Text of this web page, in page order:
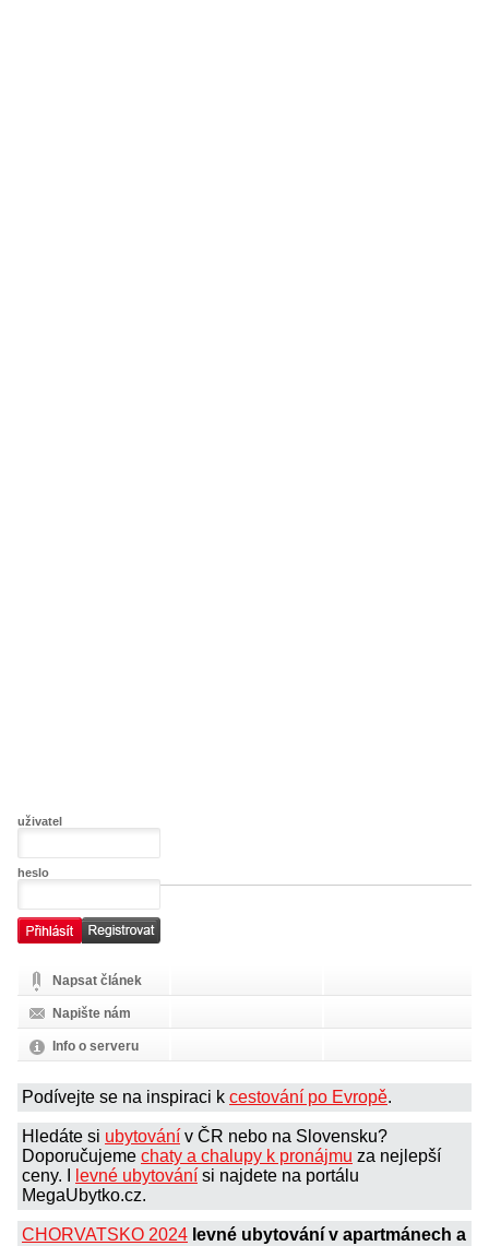
uživatel
heslo
Napsat článek
Napište nám
Info o serveru
Podívejte se na inspiraci k cestování po Evropě.
Hledáte si ubytování v ČR nebo na Slovensku?
Doporučujeme chaty a chalupy k pronájmu za nejlepší
ceny. I
levné ubytování si najdete na portálu
MegaUbytko.cz.
CHORVATSKO 2024 levné ubytování v apartmánech a